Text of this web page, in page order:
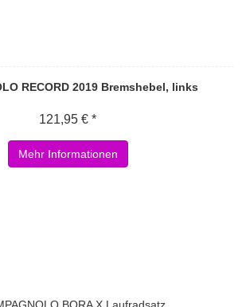
RECORD 2019 Bremshebel, links
121,95 € *
Mehr Informationen